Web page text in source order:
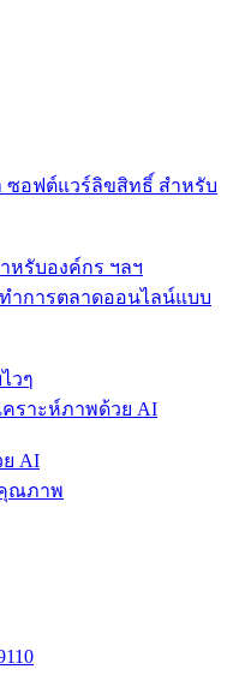
หรับองค์กร ฯลฯ
วๆ
AI